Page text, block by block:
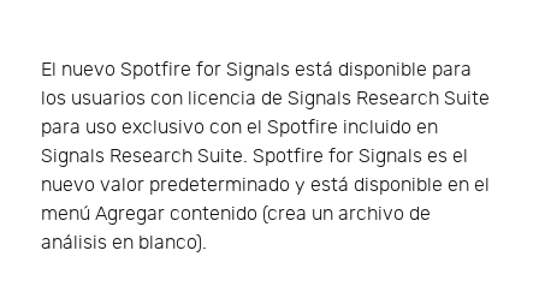
El nuevo Spotfire for Signals está disponible para
los usuarios con licencia de Signals Research Suite
para uso exclusivo con el Spotfire incluido en
Signals Research Suite. Spotfire for Signals es el
nuevo valor predeterminado y está disponible en el
menú Agregar contenido (crea un archivo de
análisis en blanco).